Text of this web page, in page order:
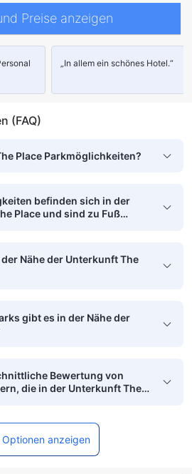
Preise anzeigen
„In allem ein schönes Hotel.“
(FAQ)
Place Parkmöglichkeiten?
befinden sich in der
Place und sind zu Fuß
Nähe der Unterkunft The
gibt es in der Nähe der
Bewertung von
die in der Unterkunft The
Optionen anzeigen